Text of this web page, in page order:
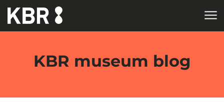
Aller au contenu
KBR museum blog